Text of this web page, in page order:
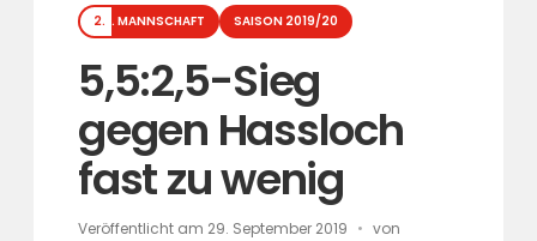
Kategorien
2. MANNSCHAFT SAISON 2019/20
5,5:2,5-Sieg
gegen Hassloch
fast zu wenig
Veröffentlicht am 29. September 2019
von